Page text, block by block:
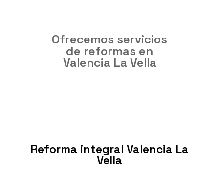
Ofrecemos servicios
de reformas en
Valencia La Vella
Reforma integral Valencia La
Vella